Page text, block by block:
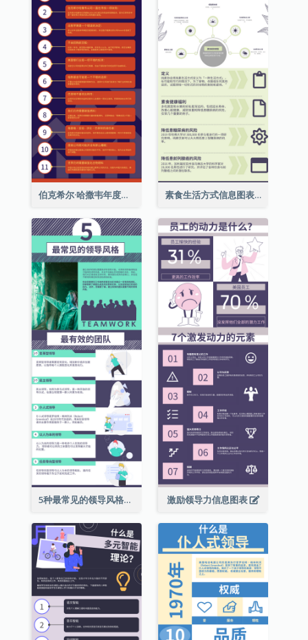
伯克希尔·哈撒韦年度股东大会的11个要点 素食生活方式信息图表
5种最常见的领导风格信息图表 激励领导力信息图表